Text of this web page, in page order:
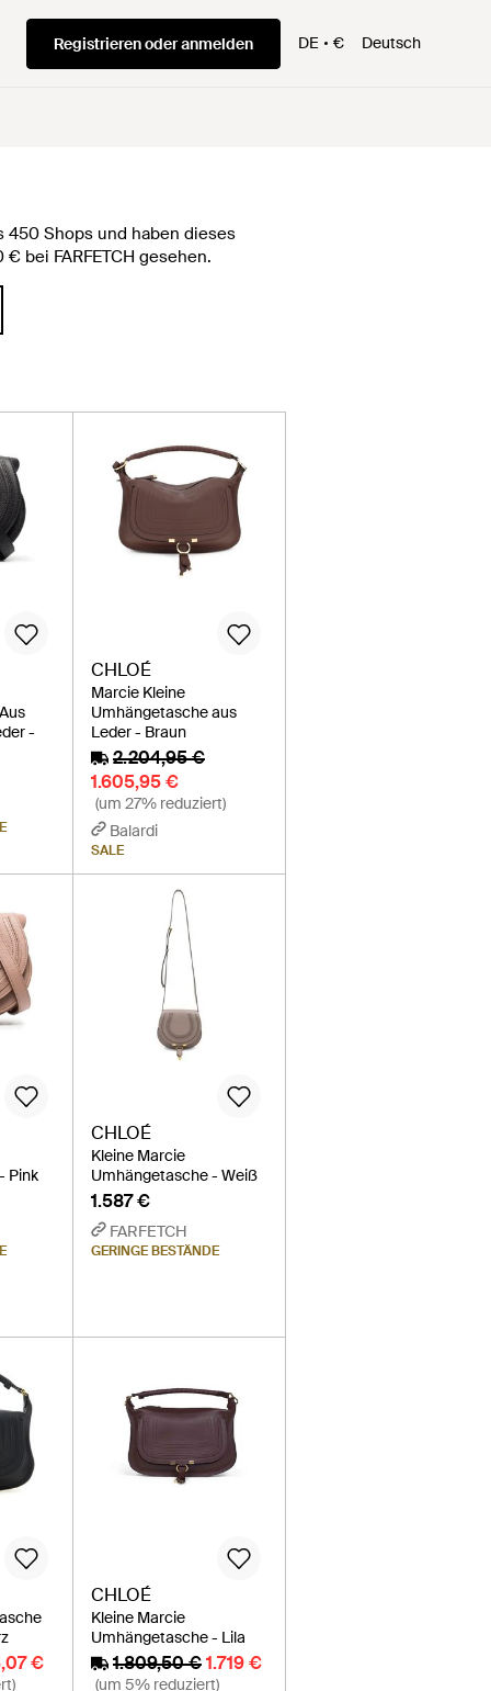
Registrieren oder anmelden DE € Deutsch
450 Shops und haben dieses
bei FARFETCH gesehen.
-
CHLOÉ
Marcie Kleine
Umhängetasche aus
Leder - Braun
2.204,95 €
1.605,95 €
(um 27% reduziert)
Balardi
SALE
Pink
CHLOÉ
Kleine Marcie
Umhängetasche - Weiß
1.587 €
FARFETCH
GERINGE BESTÄNDE
€
CHLOÉ
Kleine Marcie
Umhängetasche - Lila
1.809,50 €1.719 €
(um 5% reduziert)